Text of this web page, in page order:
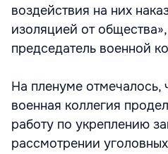
воздействия на них
изоляцией от
председатель военной
На пленуме отмечалось,
военная коллегия
работу по укреплению
рассмотрении